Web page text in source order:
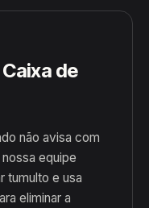
de
não avisa com
equipe
tumulto e usa
eliminar a